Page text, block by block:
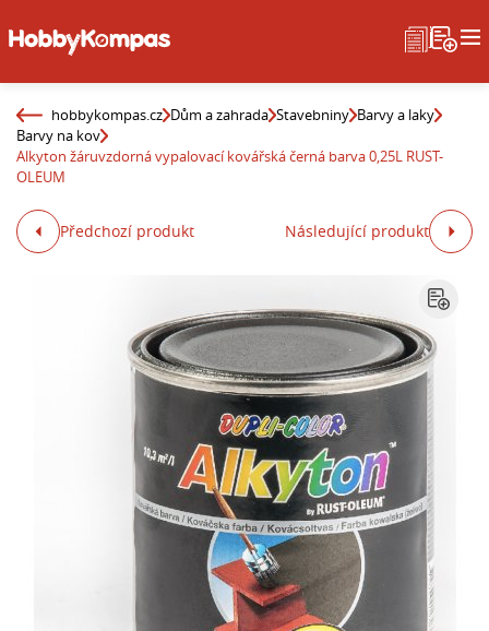
hobbykompas.cz Dům a zahrada Stavebniny Barvy a laky
Barvy na kov
Alkyton žáruvzdorná vypalovací kovářská černá barva 0,25L RUST-
OLEUM
Předchozí produkt Následující produkt